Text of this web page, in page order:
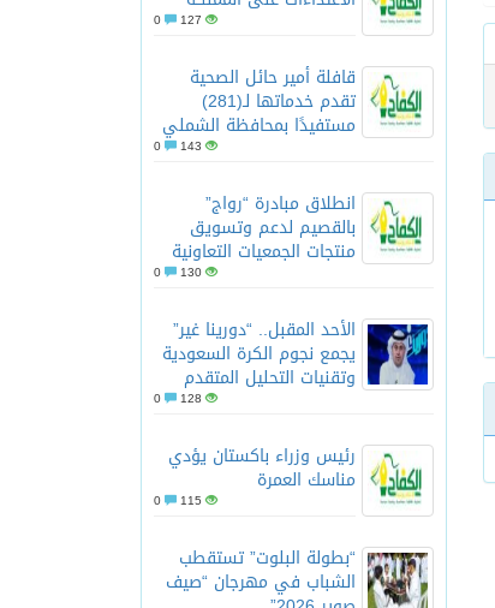
127
قافلة أمير حائل الصحية
تقدم خدماتها لـ(281)
مستفيدًا بمحافظة الشملي
143
انطلاق مبادرة “رواج”
بالقصيم لدعم وتسويق
منتجات الجمعيات التعاونية
130
الأحد المقبل.. “دورينا غير”
يجمع نجوم الكرة السعودية
وتقنيات التحليل المتقدم
128
رئيس وزراء باكستان يؤدي
مناسك العمرة
115
“بطولة البلوت” تستقطب
الشباب في مهرجان “صيف